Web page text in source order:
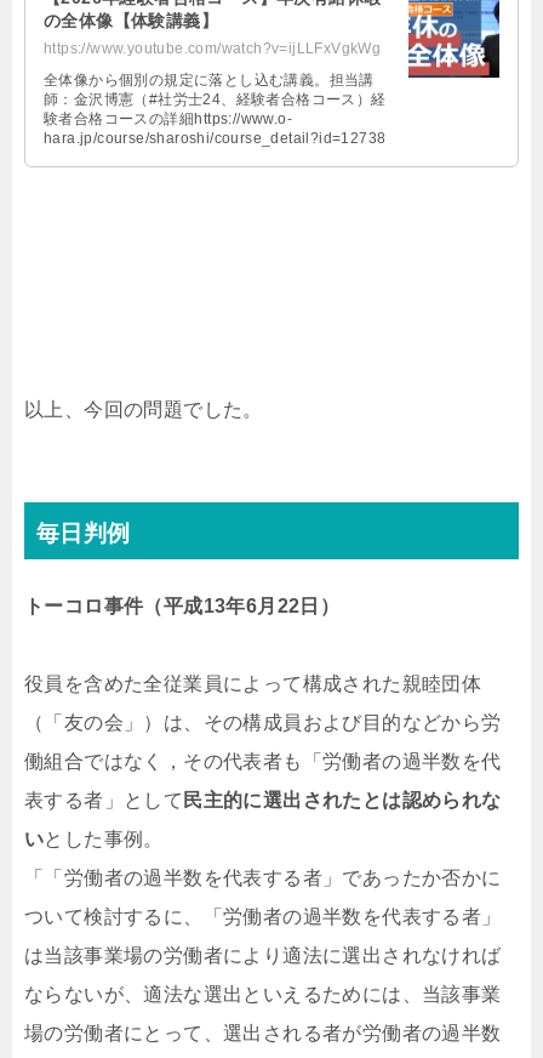
の全体像【体験講義】
https://www.youtube.com/watch?v=ijLLFxVgkWg
全体像から個別の規定に落とし込む講義。担当講
師：金沢博憲（#社労士24、経験者合格コース）経
験者合格コースの詳細https://www.o-
hara.jp/course/sharoshi/course_detail?id=12738
以上、今回の問題でした。
毎日判例
トーコロ事件（平成13年6月22日）
役員を含めた全従業員によって構成された親睦団体
（「友の会」）は、その構成員および目的などから労
働組合ではなく，その代表者も「労働者の過半数を代
表する者」として 民主的に選出されたとは認められな
いとした事例。
「「労働者の過半数を代表する者」であったか否かに
ついて検討するに、「労働者の過半数を代表する者」
は当該事業場の労働者により適法に選出されなければ
ならないが、適法な選出といえるためには、当該事業
場の労働者にとって、選出される者が労働者の過半数